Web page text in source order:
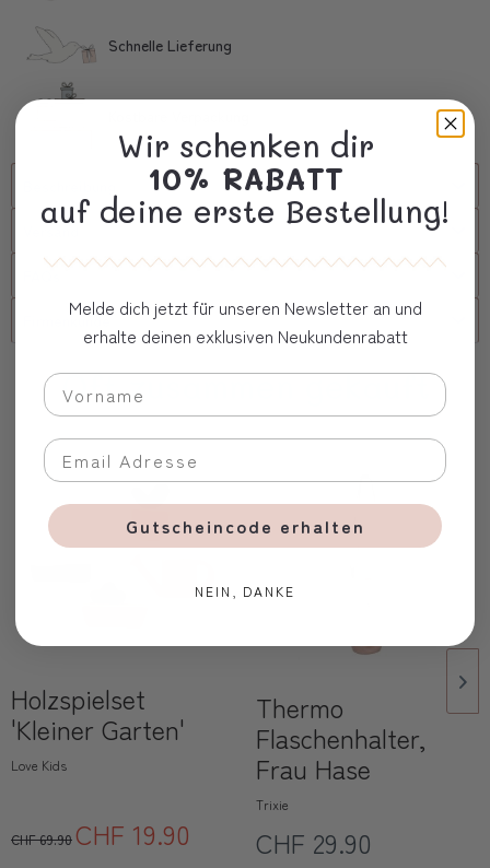
Schnelle Lieferung
Firmenkunde
Oft zusammen gekauft
Holzspielset
'Kleiner Garten'
Love Kids
CHF 69.90CHF 19.90
Thermo
Flaschenhalter,
Frau Hase
Trixie
CHF 29.90
Wir schenken dir
10% RABATT
auf deine erste Bestellung!
Melde dich jetzt für unseren Newsletter an und
erhalte deinen exklusiven Neukundenrabatt
Gutscheincode erhalten
NEIN, DANKE